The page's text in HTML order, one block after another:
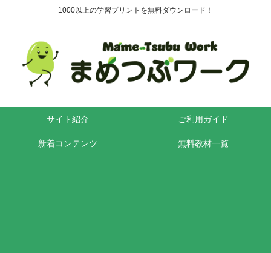
1000以上の学習プリントを無料ダウンロード！
サイト紹介 ご利用ガイド
新着コンテンツ 無料教材一覧